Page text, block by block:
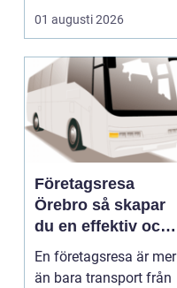
01 augusti 2026
Företagsresa
Örebro så skapar
du en effektiv och
minnesvärd resa
En företagsresa är mer
än bara transport från